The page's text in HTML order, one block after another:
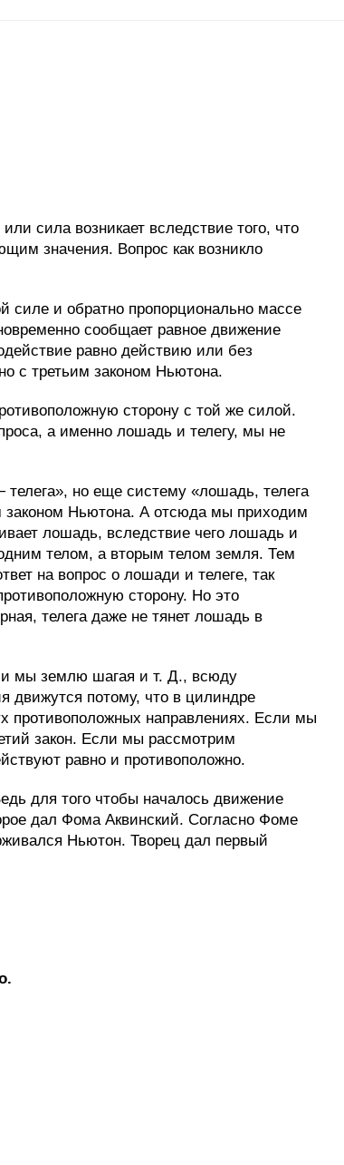
сила возникает вследствие того, что
значения. Вопрос как возникло
силе и обратно пропорционально массе
сообщает равное движение
равно действию или без
с третьим законом Ньютона.
сторону с той же силой.
а именно лошадь и телегу, мы не
телега», но еще систему «лошадь, телега
законом Ньютона. А отсюда мы приходим
лошадь, вследствие чего лошадь и
телом, а вторым телом земля. Тем
на вопрос о лошади и телеге, так
сторону. Но это
телега даже не тянет лошадь в
мы землю шагая и т. Д., всюду
движутся потому, что в цилиндре
противоположных направлениях. Если мы
закон. Если мы рассмотрим
равно и противоположно.
для того чтобы началось движение
дал Фома Аквинский. Согласно Фоме
Ньютон. Творец дал первый